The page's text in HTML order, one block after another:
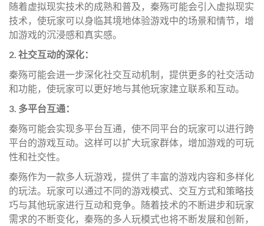
随着虚拟现实技术的成熟和普及，秦殇可能会引入虚拟现实
技术，使玩家可以身临其境地体验游戏中的场景和情节，增
加游戏的沉浸感和真实感。
2. 社交互动的深化：
秦殇可能会进一步深化社交互动机制，提供更多的社交活动
和功能，使玩家可以更好地与其他玩家建立联系和互动。
3. 多平台互通：
秦殇可能会实现多平台互通，使不同平台的玩家可以进行跨
平台的游戏互动。这样可以扩大玩家群体，增加游戏的可玩
性和社交性。
秦殇作为一款多人玩游戏，提供了丰富的游戏内容和多样化
的玩法。玩家可以通过不同的游戏模式、交互方式和策略技
巧与其他玩家进行互动和竞争。随着技术的不断进步和玩家
需求的不断变化，秦殇的多人玩模式也将不断发展和创新，